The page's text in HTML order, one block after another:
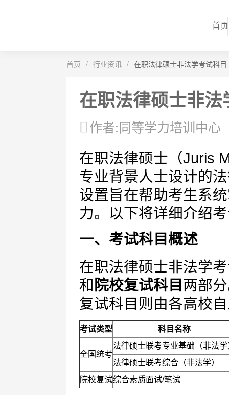
首页
首页 / 行业资讯 / 在职法律硕士非法学考试科目
在职法律硕士非法
作者:同等学力培训中心
在职法律硕士（Juris
专业背景人士设计的
设置旨在帮助考生系
力。以下将详细介绍
一、考试科目概述
在职法律硕士非法学
和 院校复试科目 两部
复试科目则由各高校
考试类型 科目名称
全国统考
法律硕士联考专业基础（非法学
法律硕士联考综合（非法学）
院校复试综合素质面试/笔试